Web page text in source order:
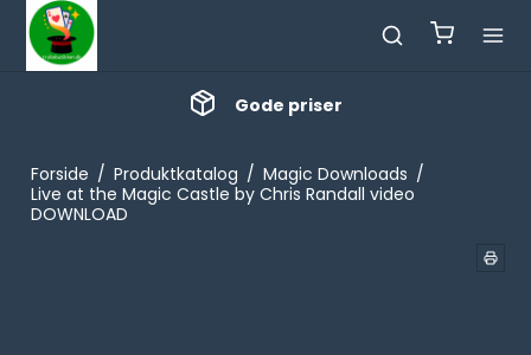
Gode priser
Forside / Produktkatalog / Magic Downloads /
Live at the Magic Castle by Chris Randall video
DOWNLOAD